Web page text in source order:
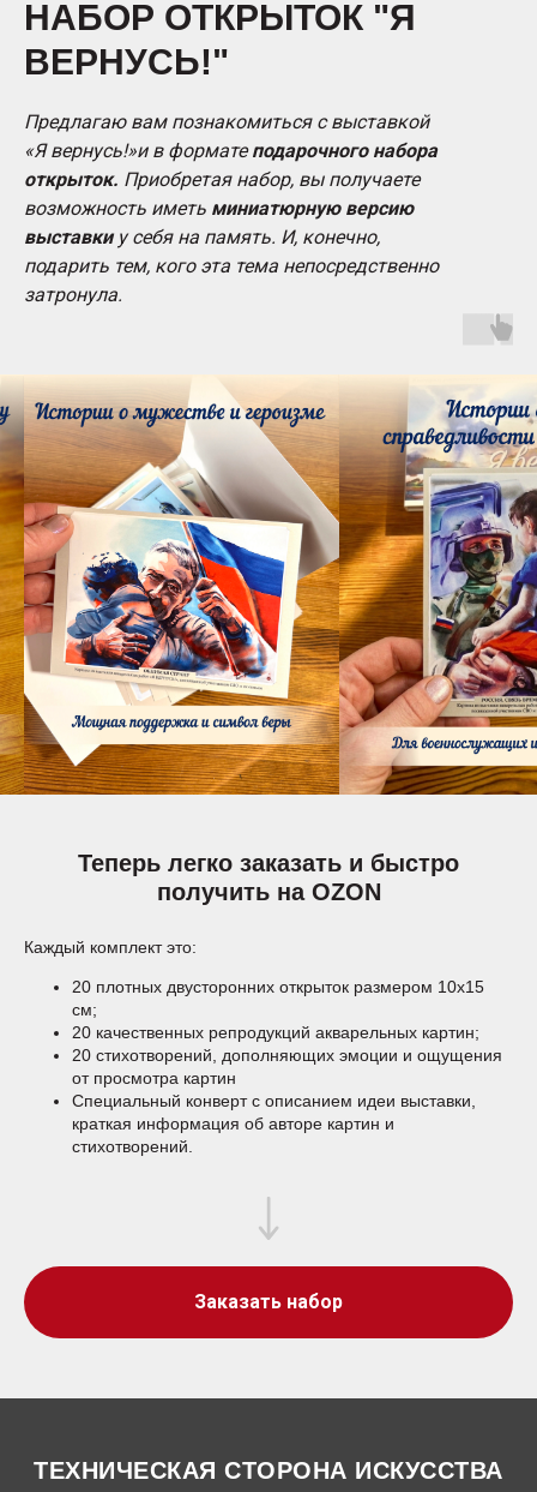
НАБОР ОТКРЫТОК "Я
ВЕРНУСЬ!"
Предлагаю вам познакомиться с выставкой
«Я вернусь!»и в форматеподарочного набора
открыток. Приобретая набор, вы получаете
возможность иметь миниатюрную версию
выставкиу себя на память. И, конечно,
подарить тем, кого эта тема непосредственно
затронула.
Теперь легко заказать и быстро
получить на OZON
Каждый комплект это:
20 плотных двусторонних открыток размером 10х15
см;
20 качественных репродукций акварельных картин;
20 стихотворений, дополняющих эмоции и ощущения
от просмотра картин
Специальный конверт с описанием идеи выставки,
краткая информация об авторе картин и
стихотворений.
Заказать набор
ТЕХНИЧЕСКАЯ СТОРОНА ИСКУССТВА